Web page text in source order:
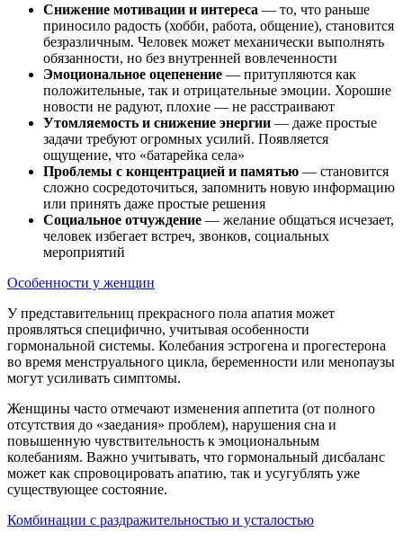
Снижение мотивации и интереса — то, что раньше
приносило радость (хобби, работа, общение), становится
безразличным. Человек может механически выполнять
обязанности, но без внутренней вовлеченности
Эмоциональное оцепенение — притупляются как
положительные, так и отрицательные эмоции. Хорошие
новости не радуют, плохие — не расстраивают
Утомляемость и снижение энергии — даже простые
задачи требуют огромных усилий. Появляется
ощущение, что «батарейка села»
Проблемы с концентрацией и памятью — становится
сложно сосредоточиться, запомнить новую информацию
или принять даже простые решения
Социальное отчуждение — желание общаться исчезает,
человек избегает встреч, звонков, социальных
мероприятий
Особенности у женщин
У представительниц прекрасного пола апатия может
проявляться специфично, учитывая особенности
гормональной системы. Колебания эстрогена и прогестерона
во время менструального цикла, беременности или менопаузы
могут усиливать симптомы.
Женщины часто отмечают изменения аппетита (от полного
отсутствия до «заедания» проблем), нарушения сна и
повышенную чувствительность к эмоциональным
колебаниям. Важно учитывать, что гормональный дисбаланс
может как спровоцировать апатию, так и усугублять уже
существующее состояние.
Комбинации с раздражительностью и усталостью